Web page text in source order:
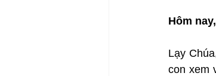
Hôm
Lạy
con xem